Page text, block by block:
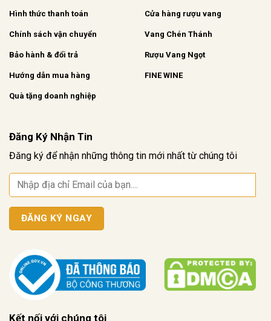
Hình thức thanh toán
Chính sách vận chuyển
Bảo hành & đổi trả
Hướng dẫn mua hàng
Quà tặng doanh nghiệp
Cửa hàng rượu vang
Vang Chén Thánh
Rượu Vang Ngọt
FINE WINE
Đăng Ký Nhận Tin
Đăng ký để nhận những thông tin mới nhất từ chúng tôi
Kết nối với chúng tôi